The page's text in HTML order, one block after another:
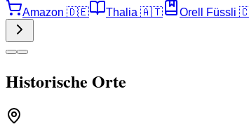
Amazon 🇩🇪 Thalia 🇦🇹 Orell Füssli
Historische Orte